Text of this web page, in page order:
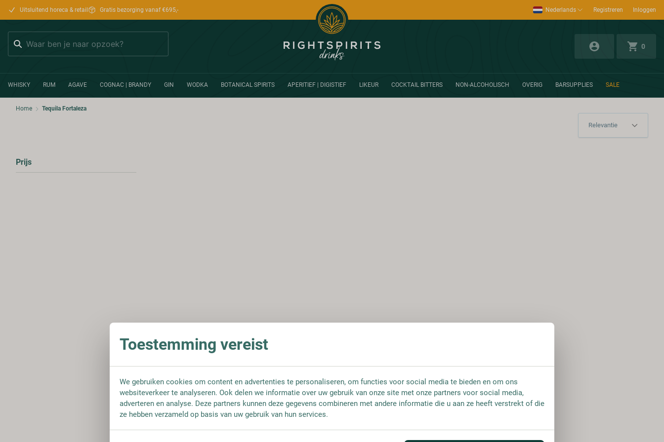
Uitsluitend horeca & retail Gratis bezorging vanaf €695,- Nederlands Registreren Inloggen
0
WHISKY RUM AGAVE COGNAC | BRANDY GIN WODKA BOTANICAL SPIRITS APERITIEF | DIGISTIEF LIKEUR COCKTAIL BITTERS NON-ALCOHOLISCH OVERIG BARSUPPLIES SALE
Home Tequila Fortaleza
Prijs
Toestemming vereist
We gebruiken cookies om content en advertenties te personaliseren, om functies voor social media te bieden en om ons
websiteverkeer te analyseren. Ook delen we informatie over uw gebruik van onze site met onze partners voor social media,
adverteren en analyse. Deze partners kunnen deze gegevens combineren met andere informatie die u aan ze heeft verstrekt of die
ze hebben verzameld op basis van uw gebruik van hun services.